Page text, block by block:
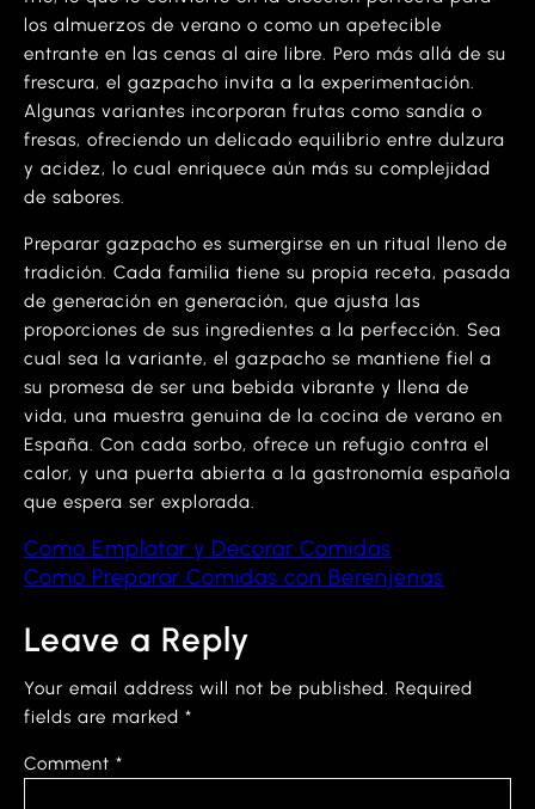
los almuerzos de verano o como un apetecible
entrante en las cenas al aire libre. Pero más allá de su
frescura, el gazpacho invita a la experimentación.
Algunas variantes incorporan frutas como sandía o
fresas, ofreciendo un delicado equilibrio entre dulzura
y acidez, lo cual enriquece aún más su complejidad
de sabores.
Preparar gazpacho es sumergirse en un ritual lleno de
tradición. Cada familia tiene su propia receta, pasada
de generación en generación, que ajusta las
proporciones de sus ingredientes a la perfección. Sea
cual sea la variante, el gazpacho se mantiene fiel a
su promesa de ser una bebida vibrante y llena de
vida, una muestra genuina de la cocina de verano en
España. Con cada sorbo, ofrece un refugio contra el
calor, y una puerta abierta a la gastronomía española
que espera ser explorada.
Como Emplatar y Decorar Comidas
Como Preparar Comidas con Berenjenas
Leave a Reply
Your email address will not be published. Required
fields are marked *
Comment *